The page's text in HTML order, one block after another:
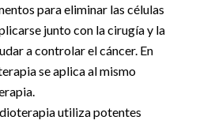
para eliminar las células
junto con la cirugía y la
a controlar el cáncer. En
se aplica al mismo
utiliza potentes